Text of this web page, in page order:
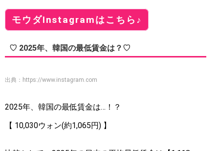
モウダInstagramはこちら♪
♡ 2025年、韓国の最低賃金は？♡
出典： https://www.instagram.com
2025年、韓国の最低賃金は…！？
【 10,030ウォン(約1,065円) 】